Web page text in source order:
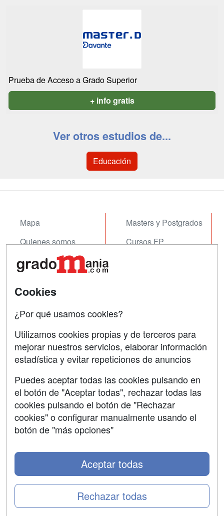
Prueba de Acceso a Grado Superior
+ info gratis
Ver otros estudios de...
Educación
Mapa
Quienes somos
Tarifas publicidad
Acceso Centros
Masters y Postgrados
Cursos FP
Contactar
Confidencialidad
Aviso legal
Copyleft
Cookies
¿Por qué usamos cookies?
Utilizamos cookies propias y de terceros para
mejorar nuestros servicios, elaborar información
estadística y evitar repeticiones de anuncios
Puedes aceptar todas las cookies pulsando en
el botón de "Aceptar todas", rechazar todas las
cookies pulsando el botón de "Rechazar
cookies" o configurar manualmente usando el
botón de "más opciones"
Rechazar todas
Aceptar todas